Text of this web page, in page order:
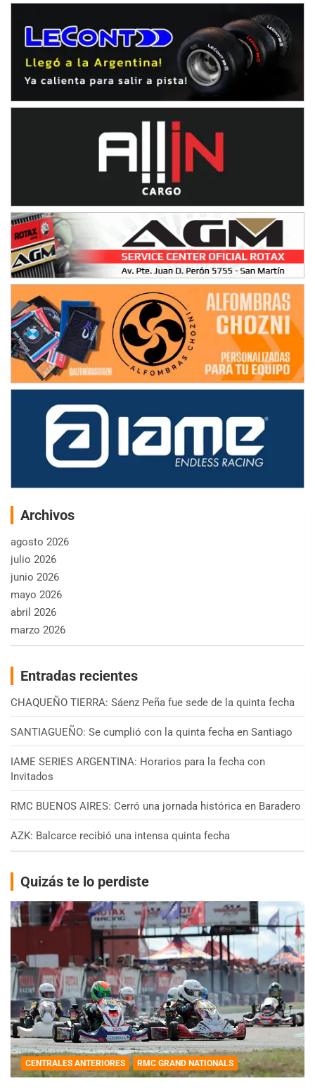
Archivos
agosto 2026
julio 2026
junio 2026
mayo 2026
abril 2026
marzo 2026
Entradas recientes
CHAQUEÑO TIERRA: Sáenz Peña fue sede de la quinta fecha
SANTIAGUEÑO: Se cumplió con la quinta fecha en Santiago
IAME SERIES ARGENTINA: Horarios para la fecha con
Invitados
RMC BUENOS AIRES: Cerró una jornada histórica en Baradero
AZK: Balcarce recibió una intensa quinta fecha
Quizás te lo perdiste
CENTRALES ANTERIORES RMC GRAND NATIONALS